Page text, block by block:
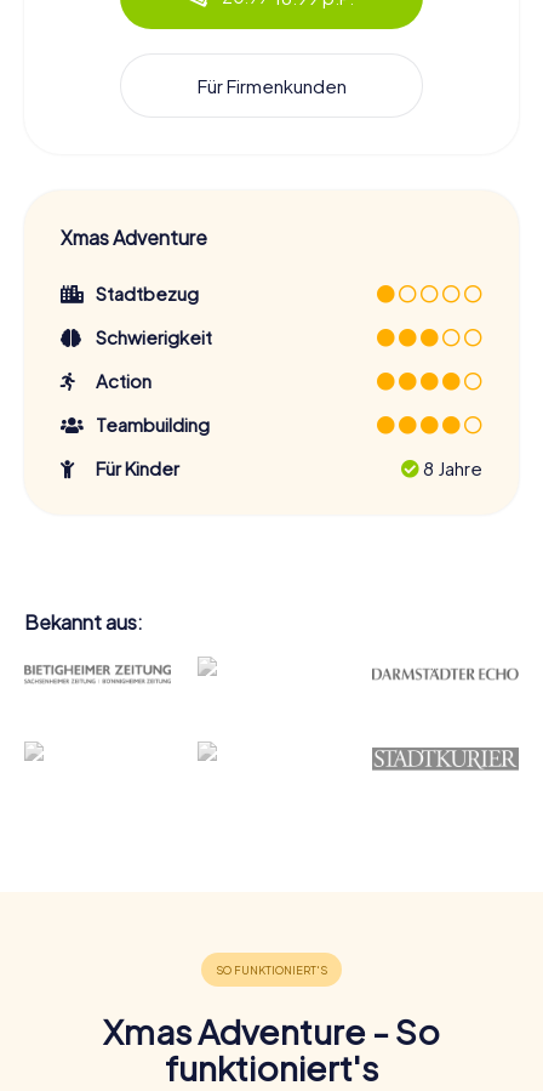
Für Firmenkunden
Xmas Adventure
Stadtbezug
Schwierigkeit
Action
Teambuilding
Für Kinder
8 Jahre
Bekannt aus:
Xmas Adventure - So
funktioniert's